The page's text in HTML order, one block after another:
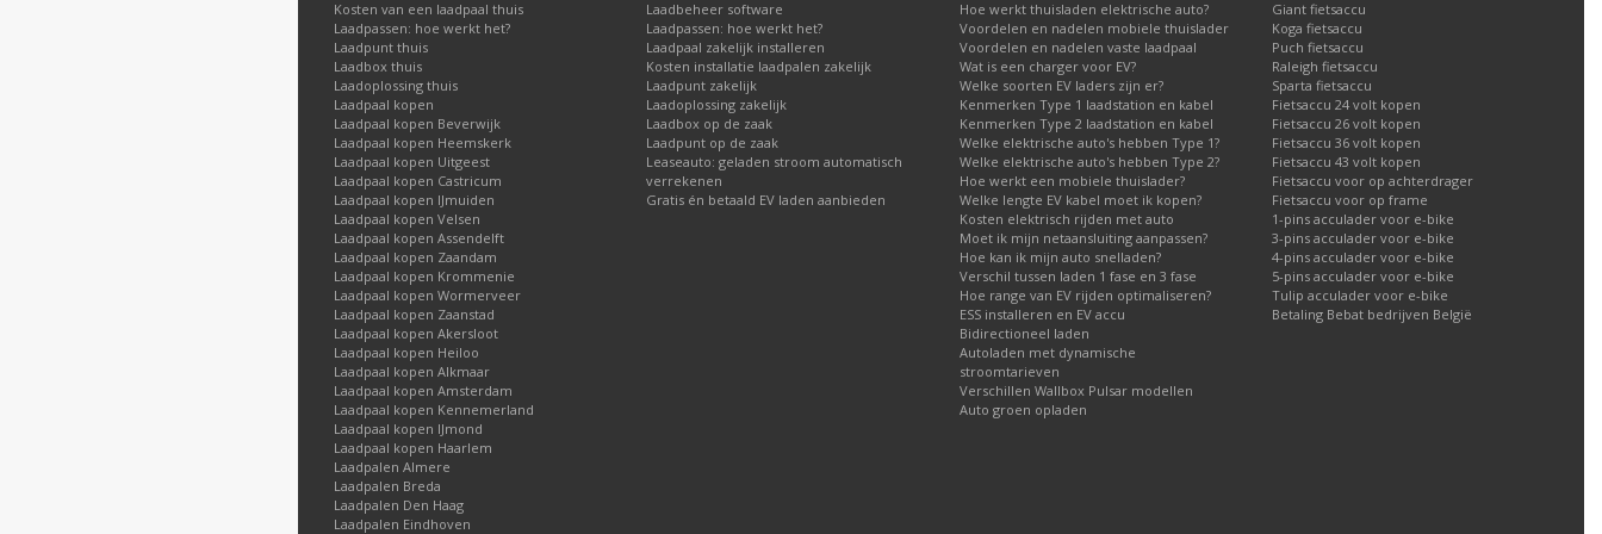
Kosten van een laadpaal thuis
Laadpassen: hoe werkt het?
Laadpunt thuis
Laadbox thuis
Laadoplossing thuis
Laadpaal kopen
Laadpaal kopen Beverwijk
Laadpaal kopen Heemskerk
Laadpaal kopen Uitgeest
Laadpaal kopen Castricum
Laadpaal kopen IJmuiden
Laadpaal kopen Velsen
Laadpaal kopen Assendelft
Laadpaal kopen Zaandam
Laadpaal kopen Krommenie
Laadpaal kopen Wormerveer
Laadpaal kopen Zaanstad
Laadpaal kopen Akersloot
Laadpaal kopen Heiloo
Laadpaal kopen Alkmaar
Laadpaal kopen Amsterdam
Laadpaal kopen Kennemerland
Laadpaal kopen IJmond
Laadpaal kopen Haarlem
Laadpalen Almere
Laadpalen Breda
Laadpalen Den Haag
Laadpalen Eindhoven
Laadbeheer software
Laadpassen: hoe werkt het?
Laadpaal zakelijk installeren
Kosten installatie laadpalen zakelijk
Laadpunt zakelijk
Laadoplossing zakelijk
Laadbox op de zaak
Laadpunt op de zaak
Leaseauto: geladen stroom automatisch
verrekenen
Gratis én betaald EV laden aanbieden
Hoe werkt thuisladen elektrische auto?
Voordelen en nadelen mobiele thuislader
Voordelen en nadelen vaste laadpaal
Wat is een charger voor EV?
Welke soorten EV laders zijn er?
Kenmerken Type 1 laadstation en kabel
Kenmerken Type 2 laadstation en kabel
Welke elektrische auto's hebben Type 1?
Welke elektrische auto's hebben Type 2?
Hoe werkt een mobiele thuislader?
Welke lengte EV kabel moet ik kopen?
Kosten elektrisch rijden met auto
Moet ik mijn netaansluiting aanpassen?
Hoe kan ik mijn auto snelladen?
Verschil tussen laden 1 fase en 3 fase
Hoe range van EV rijden optimaliseren?
ESS installeren en EV accu
Bidirectioneel laden
Autoladen met dynamische
stroomtarieven
Verschillen Wallbox Pulsar modellen
Auto groen opladen
Giant fietsaccu
Koga fietsaccu
Puch fietsaccu
Raleigh fietsaccu
Sparta fietsaccu
Fietsaccu 24 volt kopen
Fietsaccu 26 volt kopen
Fietsaccu 36 volt kopen
Fietsaccu 43 volt kopen
Fietsaccu voor op achterdrager
Fietsaccu voor op frame
1-pins acculader voor e-bike
3-pins acculader voor e-bike
4-pins acculader voor e-bike
5-pins acculader voor e-bike
Tulip acculader voor e-bike
Betaling Bebat bedrijven België